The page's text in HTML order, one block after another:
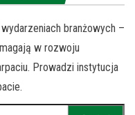
branżowych –
w rozwoju
Prowadzi instytucja